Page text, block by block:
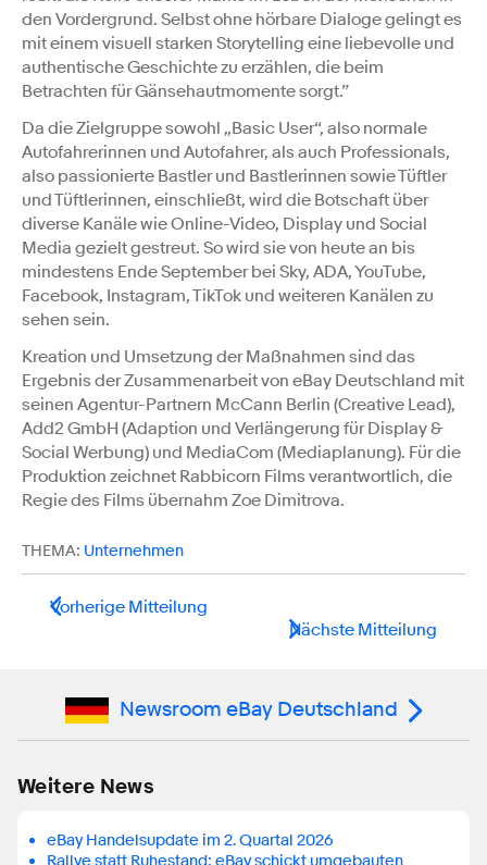
den Vordergrund. Selbst ohne hörbare Dialoge gelingt es
mit einem visuell starken Storytelling eine liebevolle und
authentische Geschichte zu erzählen, die beim
Betrachten für Gänsehautmomente sorgt.”
Da die Zielgruppe sowohl „Basic User“, also normale
Autofahrerinnen und Autofahrer, als auch Professionals,
also passionierte Bastler und Bastlerinnen sowie Tüftler
und Tüftlerinnen, einschließt, wird die Botschaft über
diverse Kanäle wie Online-Video, Display und Social
Media gezielt gestreut. So wird sie von heute an bis
mindestens Ende September bei Sky, ADA, YouTube,
Facebook, Instagram, TikTok und weiteren Kanälen zu
sehen sein.
Kreation und Umsetzung der Maßnahmen sind das
Ergebnis der Zusammenarbeit von eBay Deutschland mit
seinen Agentur-Partnern McCann Berlin (Creative Lead),
Add2 GmbH (Adaption und Verlängerung für Display &
Social Werbung) und MediaCom (Mediaplanung). Für die
Produktion zeichnet Rabbicorn Films verantwortlich, die
Regie des Films übernahm Zoe Dimitrova.
THEMA: Unternehmen
Vorherige Mitteilung
Nächste Mitteilung
Newsroom eBay Deutschland
Weitere News
eBay Handelsupdate im 2. Quartal 2026